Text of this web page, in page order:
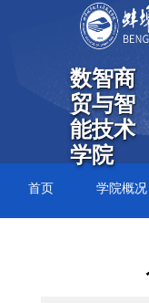
数智商
贸与智
能技术
学院
首页 学院概况